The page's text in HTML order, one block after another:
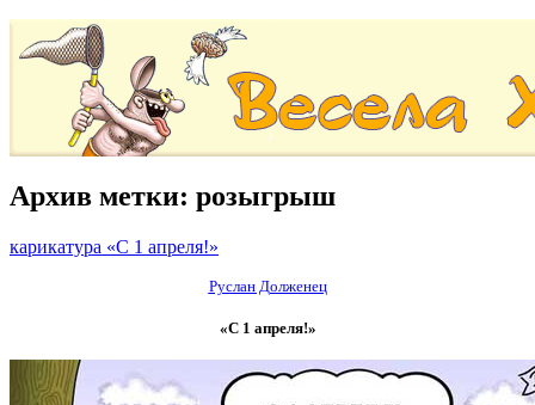
Архив метки: розыгрыш
карикатура «С 1 апреля!»
Руслан Долженец
«С 1 апреля!»